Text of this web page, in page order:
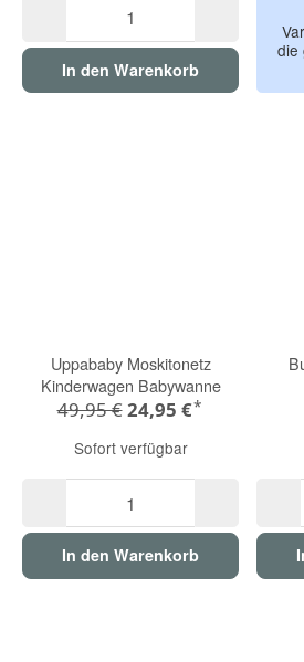
In den Warenkorb
die
Uppababy Moskitonetz
Kinderwagen Babywanne
49,95 €24,95 €*
Sofort verfügbar
In den Warenkorb